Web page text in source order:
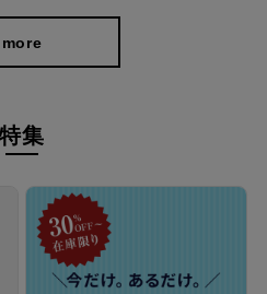
アルに、ブラウスと合わせるとき
more
特集